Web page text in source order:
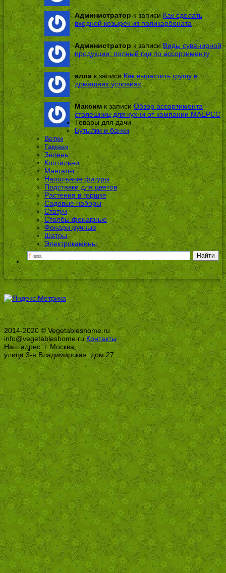
Администраторк записиКак сделать
входной козырек из поликарбоната
Администратор к записиВиды сувенирной
продукции: полный гид по ассортименту
алла к записи Как вырастить грушу в
домашних условиях
Максимк записиОбзор ассортимента
столешниц для кухни от компании МАЕРСС
Товары для дачи
Бутылки и банки
Ветки
Гамаки
Зелень
Коптильни
Мангалы
Напольные фигуры
Подставки для цветов
Растения в горшке
Садовые наборы
Статуи
Столбы фонарные
Фонари ручные
Шатры
Электрокамины
2014-2020 © Vegetableshome.ru
info@vegetableshome.ruКонтакты
Наш адрес: г. Москва,
улица 3-я Владимирская, дом 27